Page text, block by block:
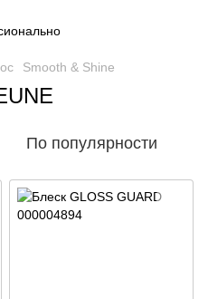
Smooth & Shine
По популярности